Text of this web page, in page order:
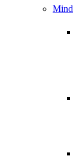
Mind